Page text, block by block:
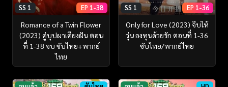
SS 1 EP 1-38
Romance of a Twin Flower
(2023) คู่บุปผาเคียงฝัน ตอน
ที่ 1-38 จบ ซับไทย+พากย์
ไทย
SS 1 EP 1-36
Only for Love (2023) จีบให้
วุ่น ลงทุนด้วยรัก ตอนที่ 1-36
ซับไทย/พากย์ไทย